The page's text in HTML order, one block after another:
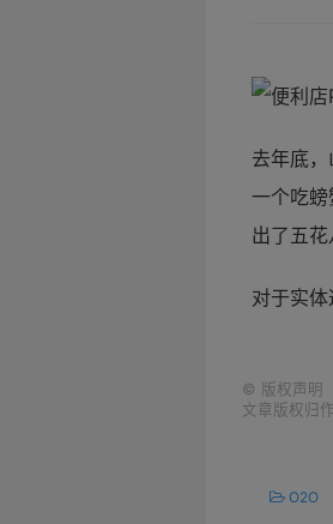
去年底
一个吃
出了五
对于实体
© 版权声明
文章版权归
O2O